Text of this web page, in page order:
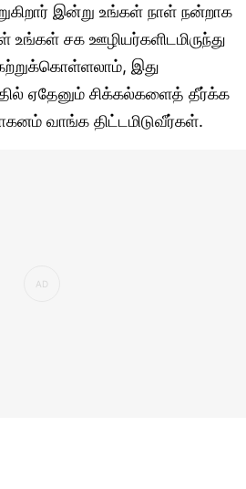
இன்று உங்கள் நாள் நன்றாக
உங்கள் சக ஊழியர்களிடமிருந்து
இது
ஏதேனும் சிக்கல்களைத் தீர்க்க
வாங்க திட்டமிடுவீர்கள்.